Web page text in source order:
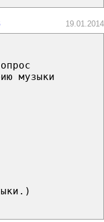
19.01.2014
музыки